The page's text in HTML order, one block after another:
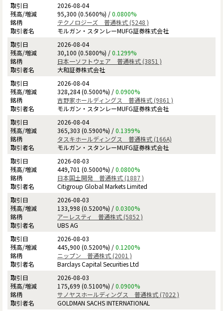
2026-08-04
95,300 (0.5600%) /0.0800%
テクノロジーズ 普通株式 (5248 )
モルガン・スタンレーMUFG証券株式会社
2026-08-04
30,100 (0.5800%) /0.1299%
日本一ソフトウェア 普通株式 (3851 )
大和証券株式会社
2026-08-04
328,284 (0.5000%) /0.0900%
吉野家ホールディングス 普通株式 (9861 )
モルガン・スタンレーMUFG証券株式会社
2026-08-04
365,303 (0.5900%) /0.1399%
タスキホールディングス 普通株式 (166A)
モルガン・スタンレーMUFG証券株式会社
2026-08-03
449,701 (0.5000%) /0.0800%
日本国土開発 普通株式 (1887 )
Citigroup Global Markets Limited
2026-08-03
133,998 (0.5200%) /0.0300%
アーレスティ 普通株式 (5852 )
UBS AG
2026-08-03
445,900 (0.5200%) /0.1200%
ニップン 普通株式 (2001 )
Barclays Capital Securities Ltd
2026-08-03
175,699 (0.5100%) /0.0900%
サノヤスホールディングス 普通株式 (7022 )
GOLDMAN SACHS INTERNATIONAL